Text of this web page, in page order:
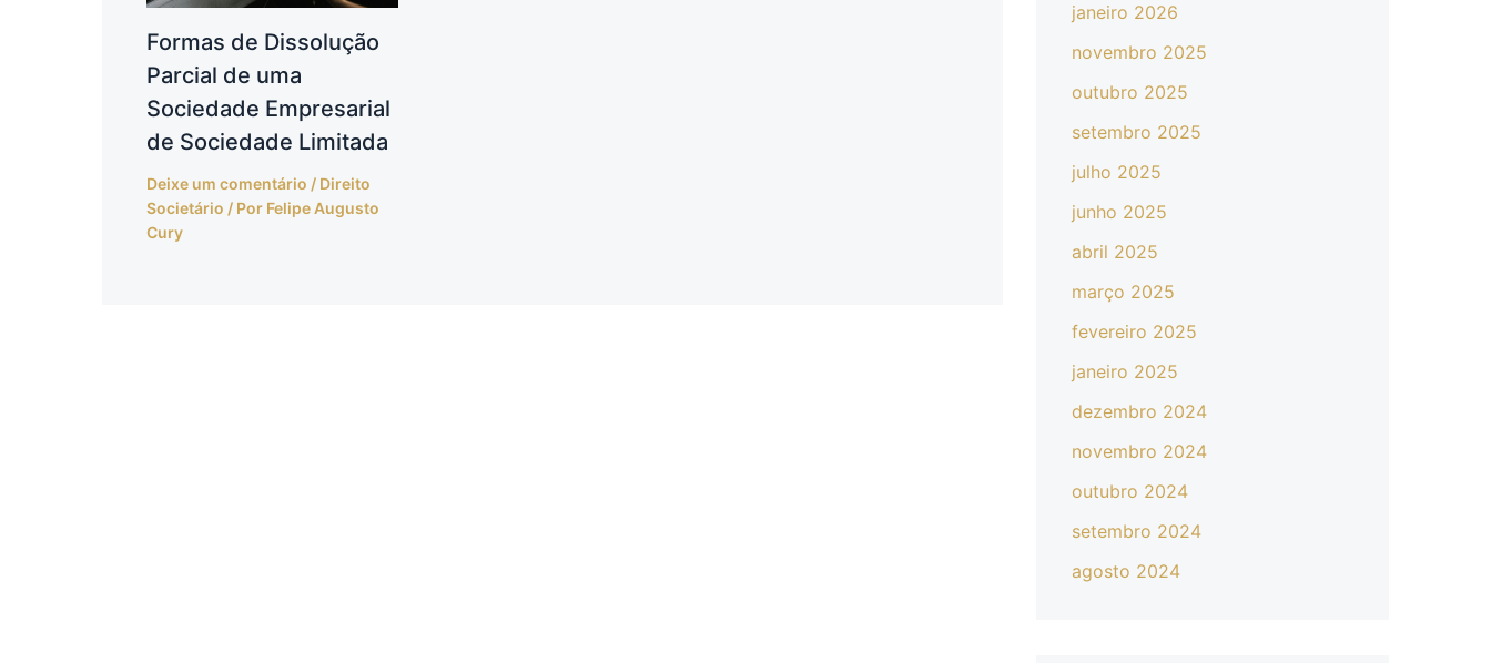
Formas de Dissolução
Parcial de uma
Sociedade Empresarial
de Sociedade Limitada
Deixe um comentário / Direito
Societário / Por Felipe Augusto
Cury
janeiro 2026
novembro 2025
outubro 2025
setembro 2025
julho 2025
junho 2025
abril 2025
março 2025
fevereiro 2025
janeiro 2025
dezembro 2024
novembro 2024
outubro 2024
setembro 2024
agosto 2024